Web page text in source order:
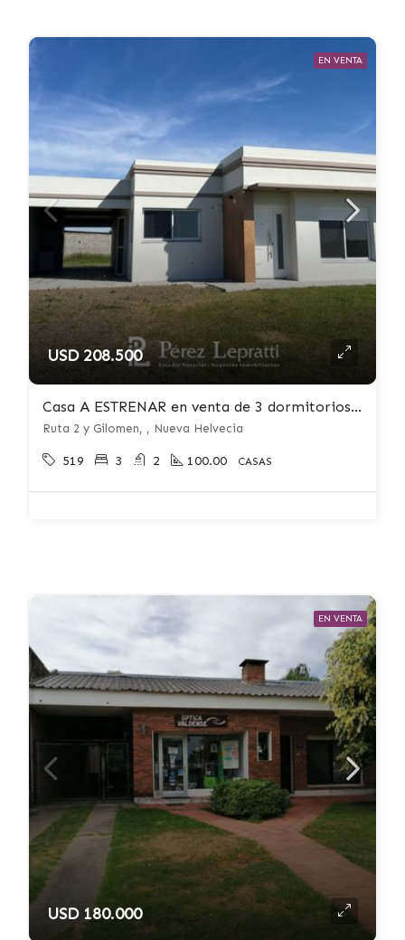
EN VENTA
USD 208.500
Casa A ESTRENAR en venta de 3 dormitorios c/ cochera en Nueva Helvecia
Ruta 2 y Gilomen, , Nueva Helvecia
519 3 2 100.00 CASAS
EN VENTA
USD 180.000